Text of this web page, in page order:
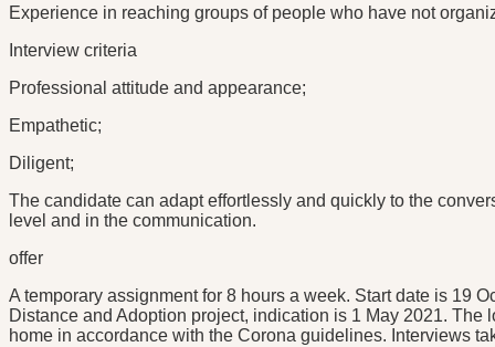
Experience in reaching groups of people who have not
Interview criteria
Professional attitude and appearance;
Empathetic;
Diligent;
The candidate can adapt effortlessly and quickly to the
level and in the communication.
offer
A temporary assignment for 8 hours a week. Start date is 19
Distance and Adoption project, indication is 1 May 2021. The
home in accordance with the Corona guidelines. Interviews